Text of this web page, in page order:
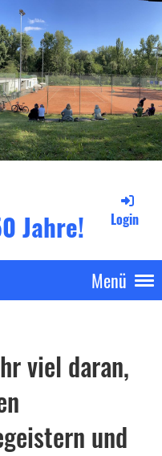
Jahre!
Login
Menü
viel daran,
und